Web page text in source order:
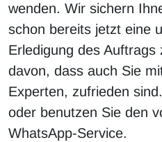
wenden. Wir sichern
schon bereits jetzt eine
Erledigung des
davon, dass auch Sie
Experten, zufrieden
oder benutzen Sie den
WhatsApp-Service.